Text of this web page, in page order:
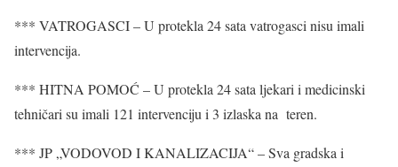
*** VATROGASCI – U protekla 24 sata vatrogasci nisu imali
intervencija.
*** HITNA POMOĆ – U protekla 24 sata ljekari i medicinski
tehničari su imali 121 intervenciju i 3 izlaska na teren.
*** JP „VODOVOD I KANALIZACIJA“ – Sva gradska i